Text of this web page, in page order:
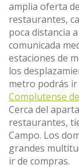
amplia oferta
restaurantes,
poca distancia
comunicada
estaciones de
los
metro podrás
Complutense
Cerca del
restaurantes,
Campo. Los
grandes
ir de compras.